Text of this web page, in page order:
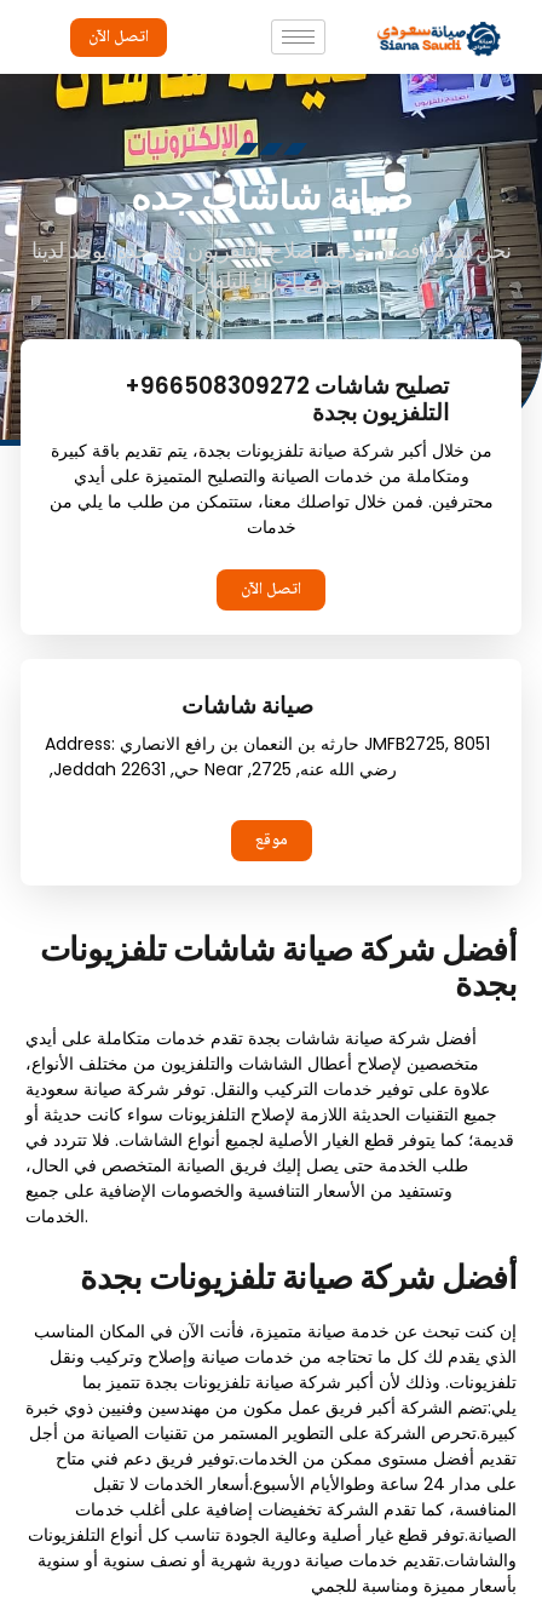
اتصل الآن
صيانة شاشات جده
نحن نقدم أفضل خدمة إصلاح التلفزيون في جده. يوجد لدينا
جميع اجزاء التلفاز
+966508309272 تصليح شاشات
التلفزيون بجدة
من خلال أكبر شركة صيانة تلفزيونات بجدة، يتم تقديم باقة كبيرة
ومتكاملة من خدمات الصيانة والتصليح المتميزة على أيدي
محترفين. فمن خلال تواصلك معنا، ستتمكن من طلب ما يلي من
خدمات
اتصل الآن
صيانة شاشات
Address: JMFB2725, 8051 حارثه بن النعمان بن رافع الانصاري
رضي الله عنه, 2725, Near حي, Jeddah 22631,
موقع
أفضل شركة صيانة شاشات تلفزيونات
بجدة
أفضل شركة صيانة شاشات بجدة تقدم خدمات متكاملة على أيدي
متخصصين لإصلاح أعطال الشاشات والتلفزيون من مختلف الأنواع،
علاوة على توفير خدمات التركيب والنقل. توفر شركة صيانة سعودية
جميع التقنيات الحديثة اللازمة لإصلاح التلفزيونات سواء كانت حديثة أو
قديمة؛ كما يتوفر قطع الغيار الأصلية لجميع أنواع الشاشات. فلا تتردد في
طلب الخدمة حتى يصل إليك فريق الصيانة المتخصص في الحال،
وتستفيد من الأسعار التنافسية والخصومات الإضافية على جميع
الخدمات.
أفضل شركة صيانة تلفزيونات بجدة
إن كنت تبحث عن خدمة صيانة متميزة، فأنت الآن في المكان المناسب
الذي يقدم لك كل ما تحتاجه من خدمات صيانة وإصلاح وتركيب ونقل
تلفزيونات. وذلك لأن أكبر شركة صيانة تلفزيونات بجدة تتميز بما
يلي:تضم الشركة أكبر فريق عمل مكون من مهندسين وفنيين ذوي خبرة
كبيرة.تحرص الشركة على التطوير المستمر من تقنيات الصيانة من أجل
تقديم أفضل مستوى ممكن من الخدمات.توفير فريق دعم فني متاح
على مدار 24 ساعة وطوالأيام الأسبوع.أسعار الخدمات لا تقبل
المنافسة، كما تقدم الشركة تخفيضات إضافية على أغلب خدمات
الصيانة.توفر قطع غيار أصلية وعالية الجودة تناسب كل أنواع التلفزيونات
والشاشات.تقديم خدمات صيانة دورية شهرية أو نصف سنوية أو سنوية
بأسعار مميزة ومناسبة للجمي